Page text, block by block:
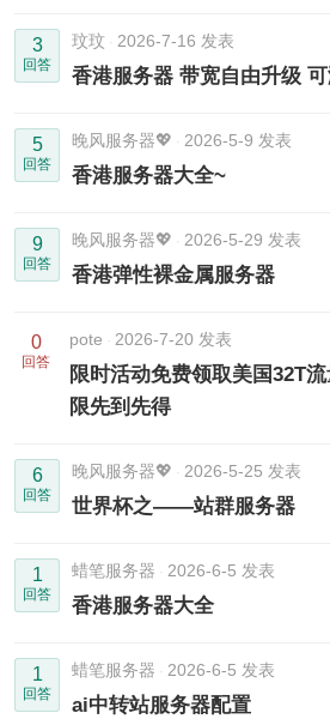
3
回答
玟玟 2026-7-16 发表
香港服务器 带宽自由升级
5
回答
晚风服务器💖 2026-5-9 发表
香港服务器大全~
9
回答
晚风服务器💖 2026-5-29 发表
香港弹性裸金属服务器
0
回答
pote 2026-7-20 发表
限时活动免费领取美国32T
限先到先得
6
回答
晚风服务器💖 2026-5-25 发表
世界杯之——站群服务器
1
回答
蜡笔服务器 2026-6-5 发表
香港服务器大全
1
回答
蜡笔服务器 2026-6-5 发表
ai中转站服务器配置